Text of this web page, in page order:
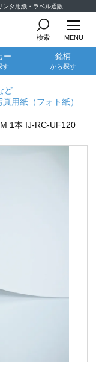
ンタ用紙・ラベル通販
検索 MENU
ー
す
銘柄
から探す
ど
真用紙（フォト紙）
1本 IJ-RC-UF120